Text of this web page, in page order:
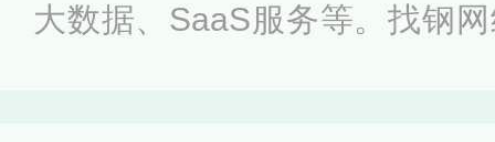
大数据、SaaS服务等。找钢